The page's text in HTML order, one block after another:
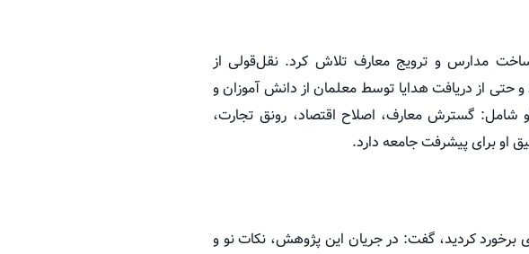
مدارس و ترویج معارف تلاش کرد. نقل‌قولی از
از دریافت هدایا توسط معلمان از دانش آموزان و
شامل: گسترش معارف، اصلاح اقتصاد، رونق تجارت،
او برای پیشرفت جامعه دارد.
کردید، گفت: در جریان این پژوهش، نکات نو و